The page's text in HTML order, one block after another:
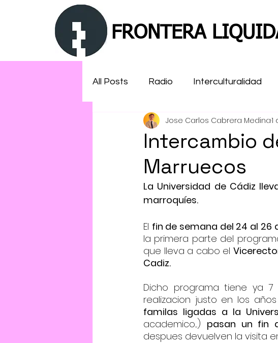
FRONTERA
All Posts Radio Interculturalidad
MENA asesoramiento
Literatura
Intercambio
Marruecos
Jose Carlos Cabrera Medina1
La Universidad de Cádiz
marroquíes.
El fin de semana del 24 al 26
la primera parte del
que lleva a cabo el
Cadiz.
Dicho programa tiene ya
familas ligadas a la
academico....) pasan un fin
despues devuelven la visita